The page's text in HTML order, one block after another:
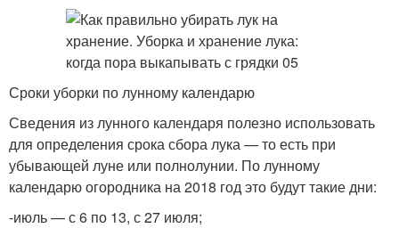
Сроки уборки по лунному календарю
Сведения из лунного календаря полезно использовать
для определения срока сбора лука — то есть при
убывающей луне или полнолунии. По лунному
календарю огородника на 2018 год это будут такие дни:
-июль — с 6 по 13, с 27 июля;